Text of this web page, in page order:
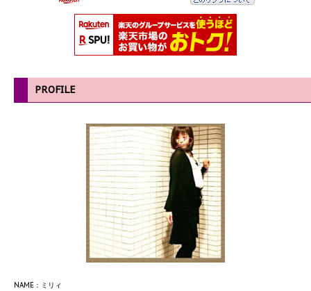
PROFILE
NAME：ミリィ